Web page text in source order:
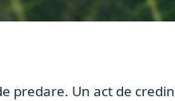
predare. Un act de